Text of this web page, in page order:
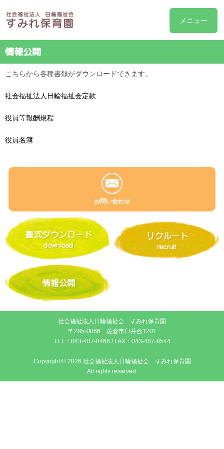
メニュー
情報公開
こちらから各種書類がダウンロードできます。
社会福祉法人日輪福祉会定款
役員等報酬規程
役員名簿
お問い合わせ
社会福祉法人日輪福祉会 すみれ保育園
〒285-0866 佐倉市臼井台1201
TEL： 043-487-8468 / FAX：043-487-8544
Copyright © 2026 社会福祉法人日輪福祉会 すみれ保育園
All rights reserved.